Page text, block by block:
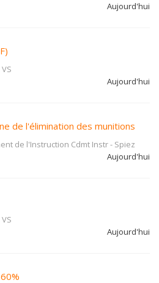
Aujourd'hui
Aujourd'hui
de l'élimination des munitions
de l'Instruction Cdmt Instr- Spiez
Aujourd'hui
Aujourd'hui